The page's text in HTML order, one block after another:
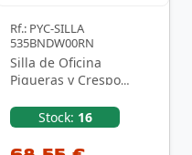
Rf.: PYC-SILLA
535BNDW00RN
Silla de Oficina
Piqueras y Crespo
535BNDW00RN/ Negra
Stock: 16